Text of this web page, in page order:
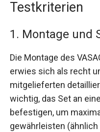
Testkriterien
1. Montage und
Die Montage des
erwies sich als recht
mitgelieferten
wichtig, das Set an
befestigen, um
gewährleisten